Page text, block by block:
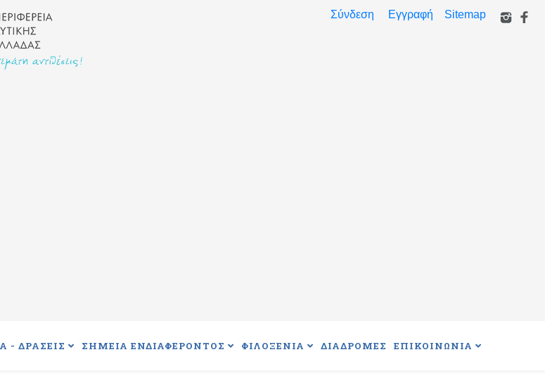
Σύνδεση Εγγραφή Sitemap
- ΔΡΑΣΕΙΣ ΣΗΜΕΙΑ ΕΝΔΙΑΦΕΡΟΝΤΟΣ ΦΙΛΟΞΕΝΙΑ ΔΙΑΔΡΟΜΕΣ ΕΠΙΚΟΙΝΩΝΙΑ